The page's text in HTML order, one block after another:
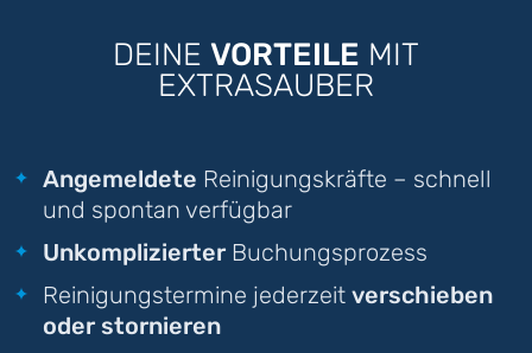
DEINE VORTEILE MIT
EXTRASAUBER
Angemeldete Reinigungskräfte – schnell
und spontan verfügbar
Unkomplizierter Buchungsprozess
Reinigungstermine jederzeit verschieben
oder stornieren